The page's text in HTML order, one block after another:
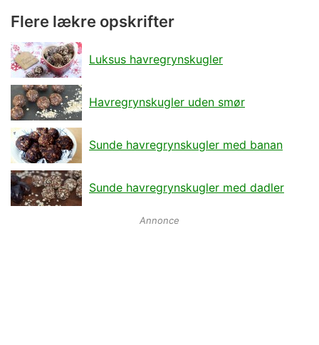
Flere lækre opskrifter
Luksus havregrynskugler
Havregrynskugler uden smør
Sunde havregrynskugler med banan
Sunde havregrynskugler med dadler
Annonce